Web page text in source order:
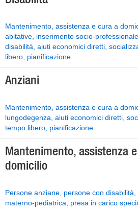
Mantenimento, assistenza e cura a
abitative, inserimento socio-
disabilità, aiuti economici diretti,
libero, pianificazione
Anziani
Mantenimento, assistenza e cura a
lungodegenza, aiuti economici diretti,
tempo libero, pianificazione
Mantenimento, assistenza
domicilio
Persone anziane, persone con disabilità,
materno-pediatrica, presa in carico